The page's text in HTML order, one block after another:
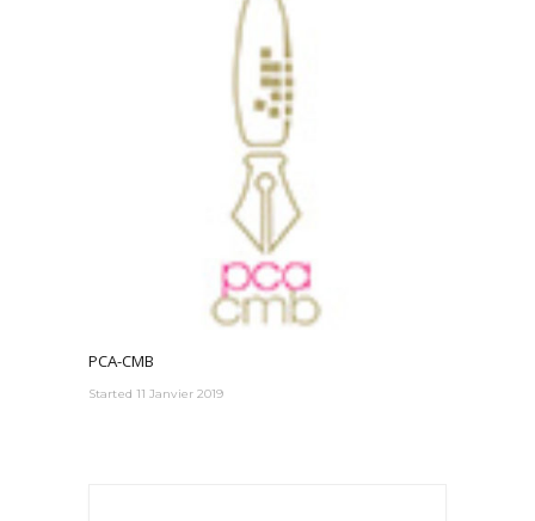
PCA-CMB
Started 11 Janvier 2019